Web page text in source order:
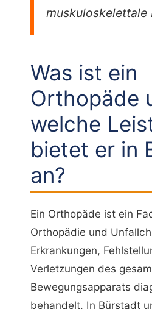
muskuloskelettale
Was ist ein
Orthopäde
welche
bietet er in
an?
Ein Orthopäde ist ein
Orthopädie und
Erkrankungen,
Verletzungen des
Bewegungsapparats
behandelt. In Bürstadt